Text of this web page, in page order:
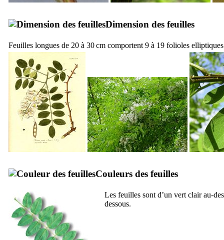
Dimension des feuilles
Feuilles longues de 20 à 30 cm comportent 9 à 19 folioles
Couleurs des feuilles
Les feuilles sont d’un vert clair au-
dessous.